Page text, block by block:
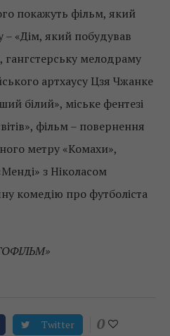
покажуть фільм, який
– «Дім, який побудував
мелодраму
артхаусу Цзя Чжанке
білий», міське фентезі
фільм – повернення
метру «Комахи»,
з Ніколасом
комедію про футболіста
Twitter 0